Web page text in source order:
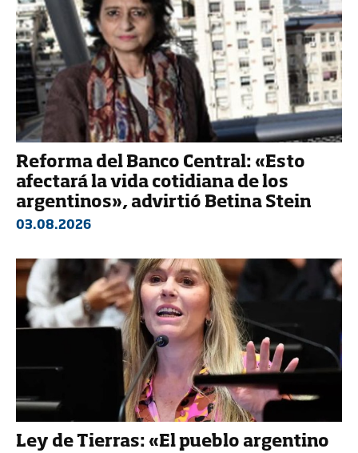
Reforma del Banco Central: «Esto
afectará la vida cotidiana de los
argentinos», advirtió Betina Stein
03.08.2026
Ley de Tierras: «El pueblo argentino